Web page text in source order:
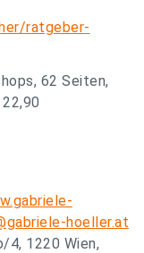
ratgeber-
62 Seiten,
hoeller.at
4, 1220 Wien,